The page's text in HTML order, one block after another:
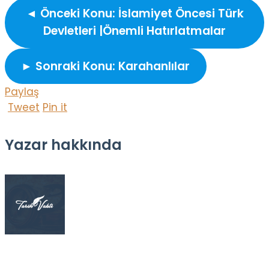
◄ Önceki Konu: İslamiyet Öncesi Türk
Devletleri |Önemli Hatırlatmalar
► Sonraki Konu: Karahanlılar
Paylaş
Tweet Pin it
Yazar hakkında